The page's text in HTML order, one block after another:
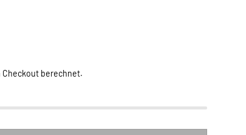
berechnet.